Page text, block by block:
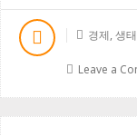
코
트
티
O
T
다
약
경제,생태
Leave a